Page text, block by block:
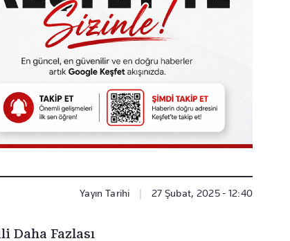
Yayın Tarihi 27 Şubat, 2025 - 12:40
Daha Fazlası